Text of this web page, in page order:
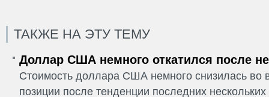
ТАКЖЕ НА ЭТУ ТЕМУ
Доллар США немного откатился после
Стоимость доллара США немного снизилась во
позиции после тенденции последних